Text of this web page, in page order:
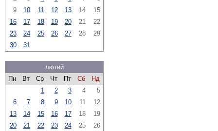
9
10 11 12 13 14
15
16
17 18 19 20 21
22
23
24 25 26 27 28
29
30
31
лютий
Пн
Вт Ср Чт Пт Сб
Нд
1
2 3 4
5
6
7 8 9 10 11
12
13
14 15 16 17 18
19
20
21 22 23 24 25
26